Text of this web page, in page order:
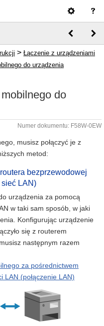
> Łączenie z urządzeniami
do urządzenia
do
Numer dokumentu: F58W-0EW
musisz połączyć je z
metod:
bezprzewodowej
sieć LAN)
urządzenia za pomocą
w taki sam sposób, w jaki
Konfigurując urządzenie
się z routerem
następnym razem
za pośrednictwem
LAN (połączenie LAN)